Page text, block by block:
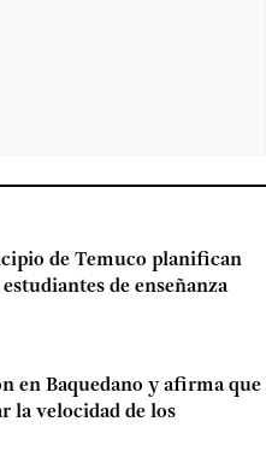
de Temuco planifican
de enseñanza
en Baquedano y afirma que
la velocidad de los